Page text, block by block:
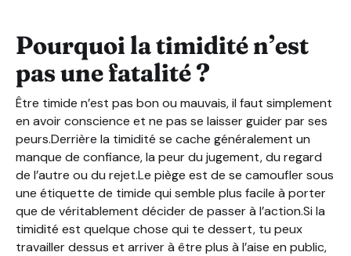
Pourquoi la timidité n’est
pas une fatalité ?
Être timide n’est pas bon ou mauvais, il faut simplement
en avoir conscience et ne pas se laisser guider par ses
peurs.Derrière la timidité se cache généralement un
manque de confiance, la peur du jugement, du regard
de l’autre ou du rejet.Le piège est de se camoufler sous
une étiquette de timide qui semble plus facile à porter
que de véritablement décider de passer à l’action.Si la
timidité est quelque chose qui te dessert, tu peux
travailler dessus et arriver à être plus à l’aise en public,